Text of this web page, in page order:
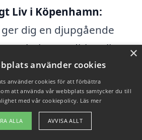
Liv i Köpenhamn:
dig en djupgående
bakar traditionella
som kransekage och
Denna organisation
mängd olika kurser inom
×
använder cookies
använder cookies för att förbättra
att använda vår webbplats samtycker du till
med vår cookiepolicy. Läs mer
ALLA AVVISA ALLT